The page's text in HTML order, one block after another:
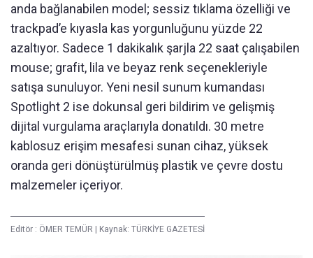
anda bağlanabilen model; sessiz tıklama özelliği ve
trackpad’e kıyasla kas yorgunluğunu yüzde 22
azaltıyor. Sadece 1 dakikalık şarjla 22 saat çalışabilen
mouse; grafit, lila ve beyaz renk seçenekleriyle
satışa sunuluyor. Yeni nesil sunum kumandası
Spotlight 2 ise dokunsal geri bildirim ve gelişmiş
dijital vurgulama araçlarıyla donatıldı. 30 metre
kablosuz erişim mesafesi sunan cihaz, yüksek
oranda geri dönüştürülmüş plastik ve çevre dostu
malzemeler içeriyor.
Editör : ÖMER TEMÜR Kaynak: TÜRKİYE GAZETESİ